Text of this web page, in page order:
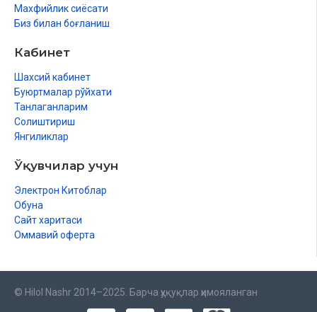
Махфийлик сиёсати
Биз билан боғланиш
Кабинет
Шахсий кабинет
Буюртмалар рўйхати
Танлаганларим
Солиштириш
Янгиликлар
Ўқувчилар учун
Электрон Китоблар
Обуна
Сайт харитаси
Оммавий оферта
© Hilol Nashr 2014–2025. Барча ҳуқуқлар ҳимояланган